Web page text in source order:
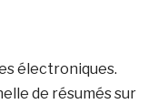
électroniques.
de résumés sur